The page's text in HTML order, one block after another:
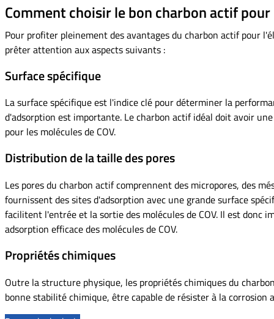
Comment choisir le bon charbon actif
Pour profiter pleinement des avantages du charbon actif pour
prêter attention aux aspects suivants :
Surface spécifique
La surface spécifique est l'indice clé pour déterminer la
d'adsorption est importante. Le charbon actif idéal doit avoir
pour les molécules de COV.
Distribution de la taille des pores
Les pores du charbon actif comprennent des micropores, des
fournissent des sites d'adsorption avec une grande surface
facilitent l'entrée et la sortie des molécules de COV. Il est
adsorption efficace des molécules de COV.
Propriétés chimiques
Outre la structure physique, les propriétés chimiques du
bonne stabilité chimique, être capable de résister à la